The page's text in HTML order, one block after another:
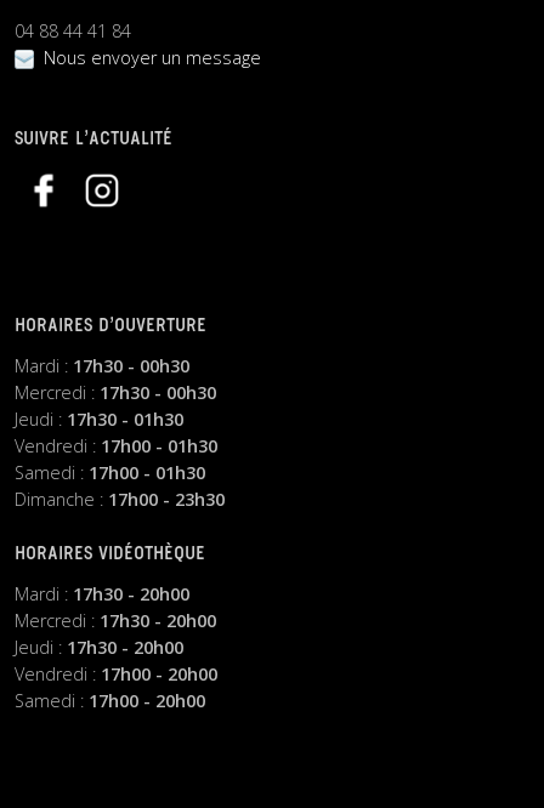
04 88 44 41 84
Nous envoyer un message
SUIVRE L’ACTUALITÉ
HORAIRES D’OUVERTURE
Mardi : 17h30 - 00h30
Mercredi : 17h30 - 00h30
Jeudi : 17h30 - 01h30
Vendredi : 17h00 - 01h30
Samedi : 17h00 - 01h30
Dimanche : 17h00 - 23h30
HORAIRES VIDÉOTHÈQUE
Mardi : 17h30 - 20h00
Mercredi : 17h30 - 20h00
Jeudi : 17h30 - 20h00
Vendredi : 17h00 - 20h00
Samedi : 17h00 - 20h00